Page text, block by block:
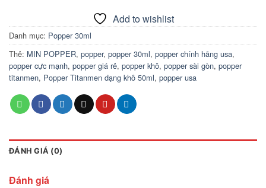
Add to wishlist
Danh mục: Popper 30ml
Thẻ: MIN POPPER, popper, popper 30ml, popper chính hãng usa,
popper cực mạnh, popper giá rẻ, popper khô, popper sài gòn, popper
titanmen, Popper Titanmen dạng khô 50ml, popper usa
ĐÁNH GIÁ (0)
Đánh giá